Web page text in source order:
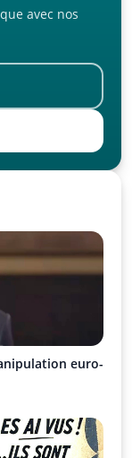
avec nos
euro-